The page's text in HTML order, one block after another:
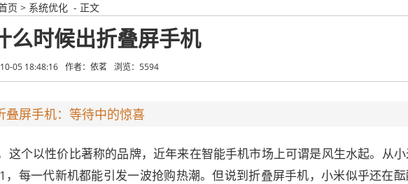
页 > 系统优化 - 正文
么时候出折叠屏手机
05 18:48:16 作者：依茗 浏览：5594
叠屏手机：等待中的惊喜
这个以性价比著称的品牌，近年来在智能手机市场上可谓是风生水起。从
，每一代新机都能引发一波抢购热潮。但说到折叠屏手机，小米似乎还在酝